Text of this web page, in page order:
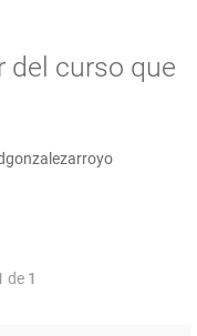
del curso que
de 1